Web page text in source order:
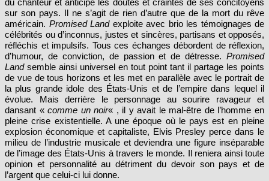
du chanteur et anticipe les doutes et craintes de ses concitoyens
sur son pays. Il ne s’agit de rien d’autre que de la mort du rêve
américain. Promised Landexploite avec brio les témoignages de
célébrités ou d’inconnus, justes et sincères, partisans et opposés,
réfléchis et impulsifs. Tous ces échanges débordent de réflexion,
d’humour, de conviction, de passion et de détresse. Promised
Landsemble ainsi universel en tout point tant il partage les points
de vue de tous horizons et les met en parallèle avec le portrait de
la plus grande idole des États-Unis et de l’empire dans lequel il
évolue. Mais derrière le personnage au sourire ravageur et
dansant «comme un noir« , il y avait le mal-être de l’homme en
pleine crise existentielle. A une époque où le pays est en pleine
explosion économique et capitaliste, Elvis Presley perce dans le
milieu de l’industrie musicale et deviendra une figure inséparable
de l’image des États-Unis à travers le monde. Il reniera ainsi toute
opinion et personnalité au détriment du devoir son pays et de
l’argent que celui-ci lui donne.